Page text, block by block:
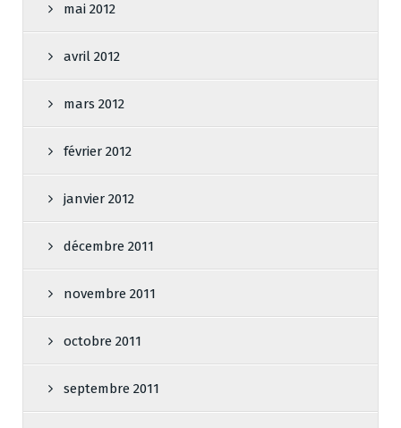
mai 2012
avril 2012
mars 2012
février 2012
janvier 2012
décembre 2011
novembre 2011
octobre 2011
septembre 2011